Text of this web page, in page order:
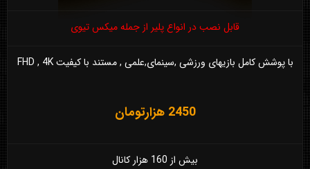
قابل نصب در انواع پلیر از جمله میکس تیوی
با پوشش کامل بازیهای ورزشی ,سینمای,علمی , مستند با کیفیت FHD , 4K
2450 هزارتومان
بیش از 160 هزار کانال